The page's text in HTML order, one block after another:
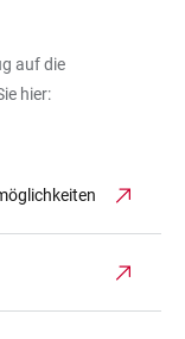
auf die
hier: